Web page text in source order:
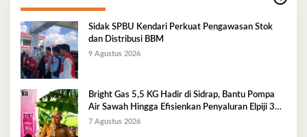
Sidak SPBU Kendari Perkuat Pengawasan Stok
dan Distribusi BBM
9 Agustus 2026
Bright Gas 5,5 KG Hadir di Sidrap, Bantu Pompa
Air Sawah Hingga Efisienkan Penyaluran Elpiji 3
Kg
7 Agustus 2026